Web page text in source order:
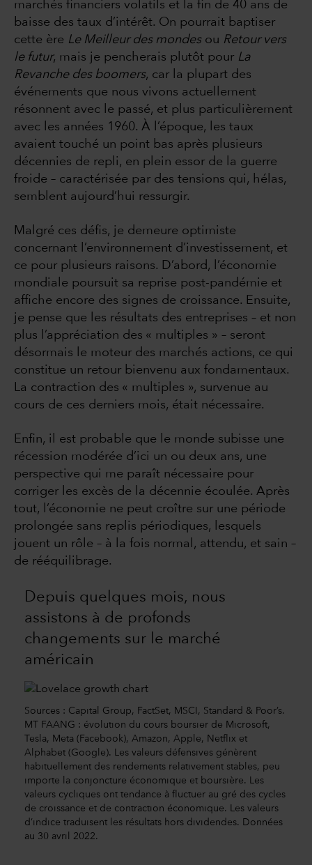
marchés financiers volatils et la fin de 40 ans de
baisse des taux d’intérêt. On pourrait baptiser
cette ère Le Meilleur des mondesou Retour vers
le futur, mais je pencherais plutôt pour La
Revanche des boomers, car la plupart des
événements que nous vivons actuellement
résonnent avec le passé, et plus particulièrement
avec les années 1960. À l’époque, les taux
avaient touché un point bas après plusieurs
décennies de repli, en plein essor de la guerre
froide – caractérisée par des tensions qui, hélas,
semblent aujourd’hui ressurgir.
Malgré ces défis, je demeure optimiste
concernant l’environnement d’investissement, et
ce pour plusieurs raisons. D’abord, l’économie
mondiale poursuit sa reprise post-pandémie et
affiche encore des signes de croissance. Ensuite,
je pense que les résultats des entreprises – et non
plus l’appréciation des « multiples » – seront
désormais le moteur des marchés actions, ce qui
constitue un retour bienvenu aux fondamentaux.
La contraction des « multiples », survenue au
cours de ces derniers mois, était nécessaire.
Enfin, il est probable que le monde subisse une
récession modérée d’ici un ou deux ans, une
perspective qui me paraît nécessaire pour
corriger les excès de la décennie écoulée. Après
tout, l’économie ne peut croître sur une période
prolongée sans replis périodiques, lesquels
jouent un rôle – à la fois normal, attendu, et sain –
de rééquilibrage.
Depuis quelques mois, nous
assistons à de profonds
changements sur le marché
américain
Sources : Capital Group, FactSet, MSCI, Standard & Poor’s.
MT FAANG : évolution du cours boursier de Microsoft,
Tesla, Meta (Facebook), Amazon, Apple, Netflix et
Alphabet (Google). Les valeurs défensives génèrent
habituellement des rendements relativement stables, peu
importe la conjoncture économique et boursière. Les
valeurs cycliques ont tendance à fluctuer au gré des cycles
de croissance et de contraction économique. Les valeurs
d’indice traduisent les résultats hors dividendes. Données
au 30 avril 2022.